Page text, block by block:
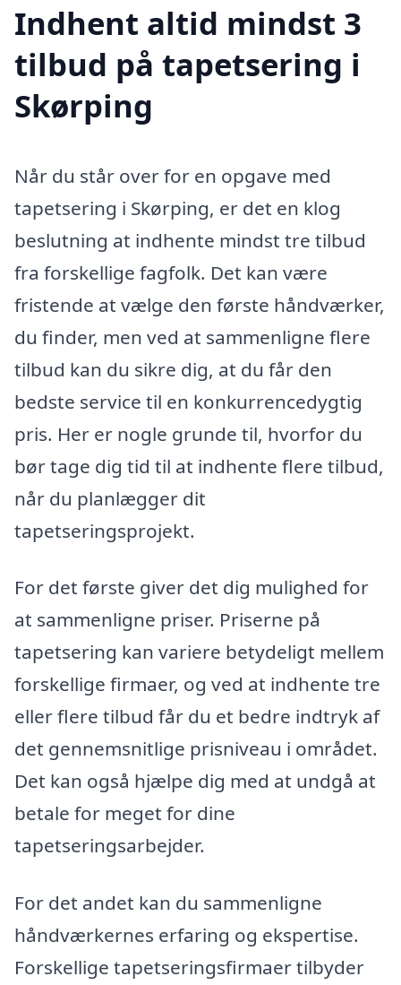
Indhent altid mindst 3
tilbud på tapetsering i
Skørping
Når du står over for en opgave med
tapetsering i Skørping, er det en klog
beslutning at indhente mindst tre tilbud
fra forskellige fagfolk. Det kan være
fristende at vælge den første håndværker,
du finder, men ved at sammenligne flere
tilbud kan du sikre dig, at du får den
bedste service til en konkurrencedygtig
pris. Her er nogle grunde til, hvorfor du
bør tage dig tid til at indhente flere tilbud,
når du planlægger dit
tapetseringsprojekt.
For det første giver det dig mulighed for
at sammenligne priser. Priserne på
tapetsering kan variere betydeligt mellem
forskellige firmaer, og ved at indhente tre
eller flere tilbud får du et bedre indtryk af
det gennemsnitlige prisniveau i området.
Det kan også hjælpe dig med at undgå at
betale for meget for dine
tapetseringsarbejder.
For det andet kan du sammenligne
håndværkernes erfaring og ekspertise.
Forskellige tapetseringsfirmaer tilbyder